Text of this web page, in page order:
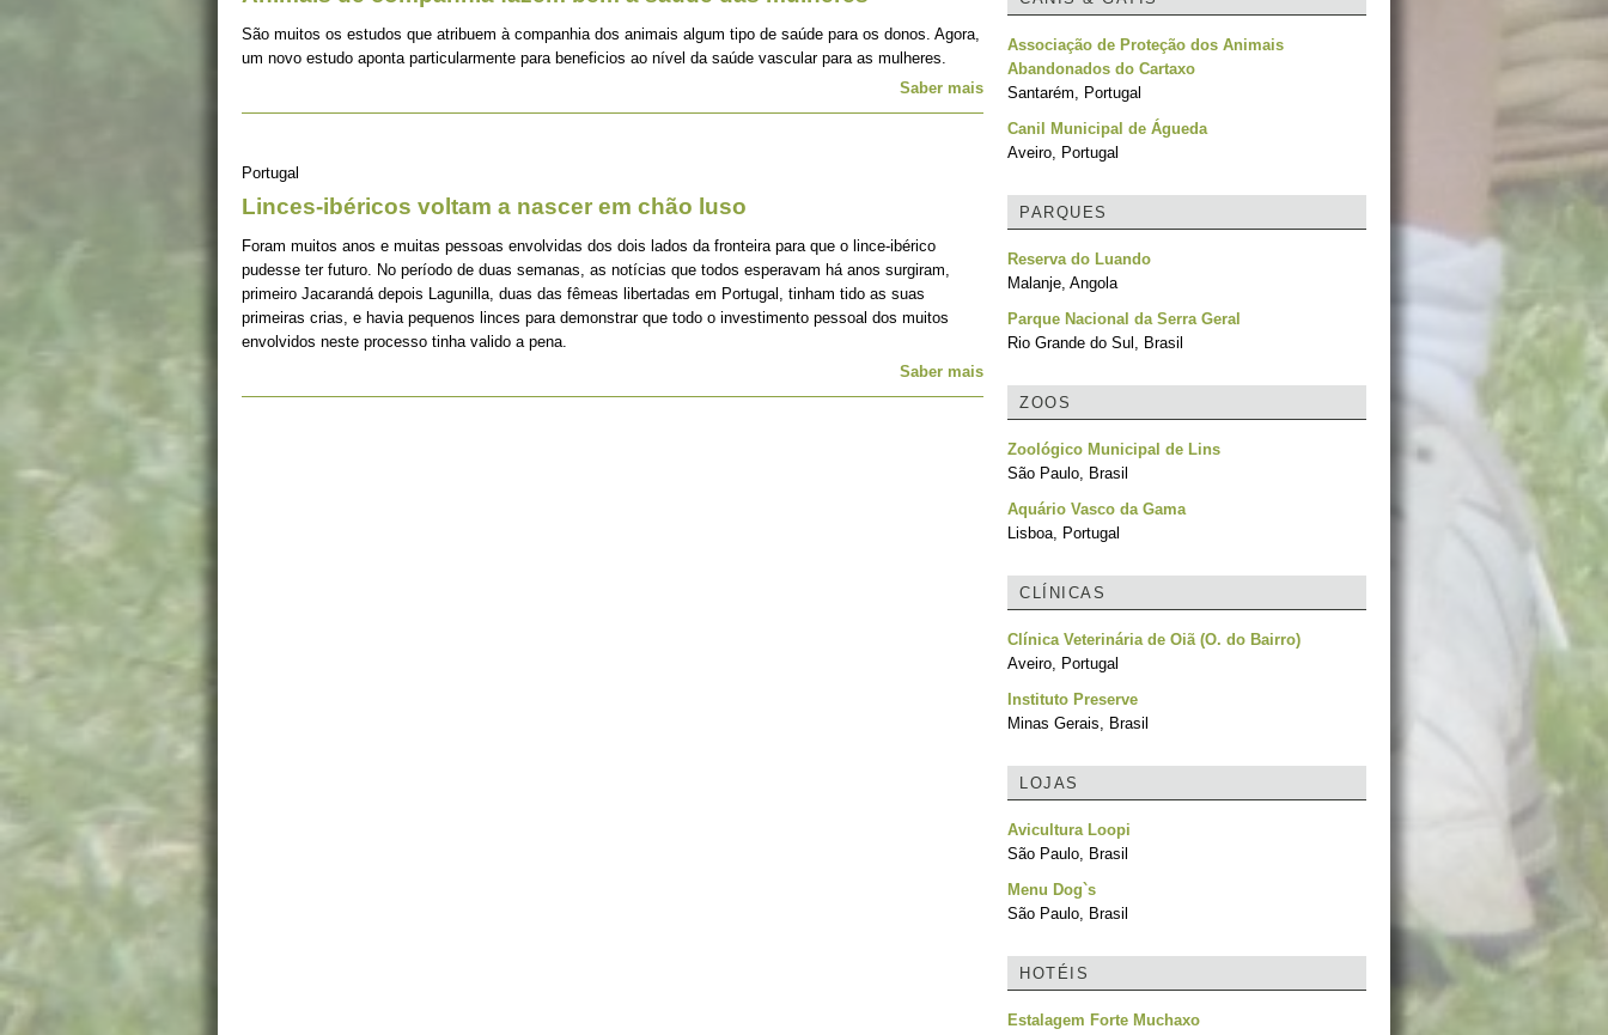
São muitos os estudos que atribuem à companhia dos animais algum tipo de saúde para os donos. Agora,
um novo estudo aponta particularmente para beneficios ao nível da saúde vascular para as mulheres.
Saber mais
Portugal
Linces-ibéricos voltam a nascer em chão luso
Foram muitos anos e muitas pessoas envolvidas dos dois lados da fronteira para que o lince-ibérico
pudesse ter futuro. No período de duas semanas, as notícias que todos esperavam há anos surgiram,
primeiro Jacarandá depois Lagunilla, duas das fêmeas libertadas em Portugal, tinham tido as suas
primeiras crias, e havia pequenos linces para demonstrar que todo o investimento pessoal dos muitos
envolvidos neste processo tinha valido a pena.
Saber mais
Associação de Proteção dos Animais
Abandonados do Cartaxo
Santarém, Portugal
Canil Municipal de Águeda
Aveiro, Portugal
PARQUES
Reserva do Luando
Malanje, Angola
Parque Nacional da Serra Geral
Rio Grande do Sul, Brasil
ZOOS
Zoológico Municipal de Lins
São Paulo, Brasil
Aquário Vasco da Gama
Lisboa, Portugal
CLÍNICAS
Clínica Veterinária de Oiã (O. do Bairro)
Aveiro, Portugal
Instituto Preserve
Minas Gerais, Brasil
LOJAS
Avicultura Loopi
São Paulo, Brasil
Menu Dog`s
São Paulo, Brasil
HOTÉIS
Estalagem Forte Muchaxo